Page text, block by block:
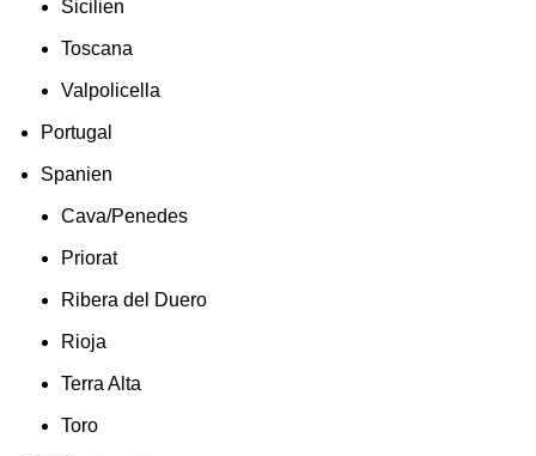
Sicilien
Toscana
Valpolicella
Portugal
Spanien
Cava/Penedes
Priorat
Ribera del Duero
Rioja
Terra Alta
Toro